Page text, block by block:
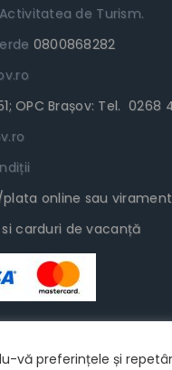
vă preferințele și
de Turism.
0800868282
OPC Brașov: Tel. 0268
online sau
carduri de vacanță